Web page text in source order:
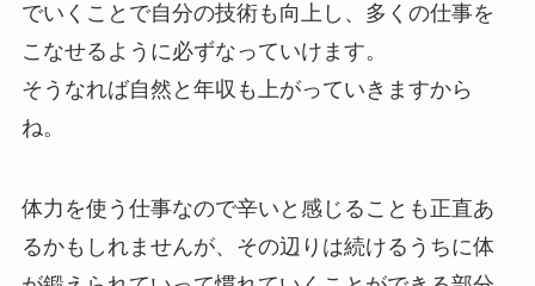
でいくことで自分の技術も向上し、多くの仕事を
こなせるように必ずなっていけます。
そうなれば自然と年収も上がっていきますから
ね。
体力を使う仕事なので辛いと感じることも正直あ
るかもしれませんが、その辺りは続けるうちに体